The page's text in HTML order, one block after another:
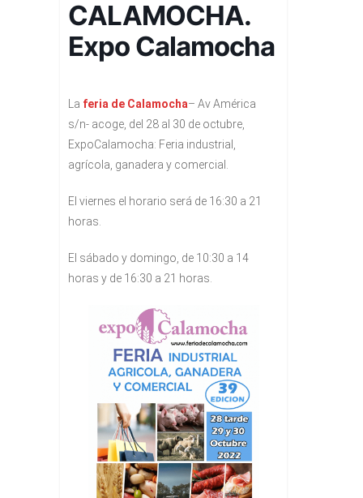
CALAMOCHA.
Expo Calamocha
La feria de Calamocha– Av América
s/n- acoge, del 28 al 30 de octubre,
ExpoCalamocha: Feria industrial,
agrícola, ganadera y comercial.
El viernes el horario será de 16:30 a 21
horas.
El sábado y domingo, de 10:30 a 14
horas y de 16:30 a 21 horas.